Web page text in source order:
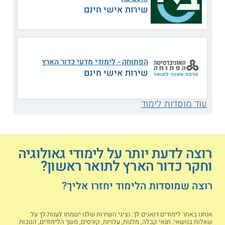
רכישת כלים לתיארוך ממצאים, היכרות עם
שיטות מחקר ועבודה עם ציוד הממוקם בחזית
הטכנולוגיה.
לימודי אקלים ואוקיאנוגרפיה עוסקים
משקעים, תנועת אויר ומים בים ובאטמוספירה
ועוד.
לימודי מדעי הסביבהמנתחים את יחסי
הגומלין בין מרכיבי כדור הארץ לאדם
ולפעילותו.
שירות אישי חינם
הפתוחה - לימודי מדעי כדור הארץ
שירות אישי חינם
עוד מוסדות לימוד
רוצה לדעת יותר על לימודי גאולוגיה
וחקר כדור הארץ לתואר ראשון?
רוצה שמוסדות הלימוד יחזרו אליך?
אנחנו באתר לימודים דואגים לך. נציגי השירות שלנו ישמחו לענות לך על
שאלות בנושאי: תנאי קבלה, מלגות, עלויות, קורסים, משך הלימודים, הטבות